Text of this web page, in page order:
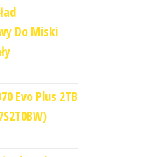
Do Miski
Evo Plus 2TB